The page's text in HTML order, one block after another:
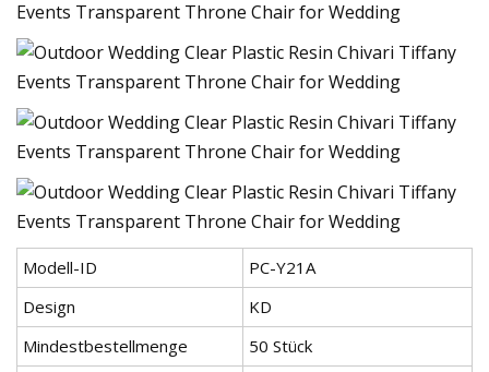
Modell-ID
PC-Y21A
Design
KD
Mindestbestellmenge
50 Stück